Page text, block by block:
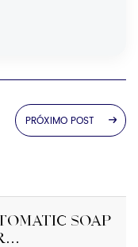
PRÓXIMO POST
Soap